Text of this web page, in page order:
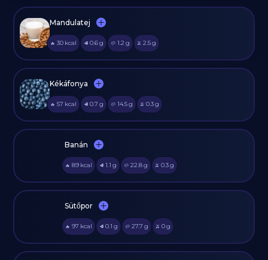
Mandulatej
🔥 30 kcal 🥩 0.6g 🥔 1.2 g 🫒 2.5g
Kékáfonya
🔥 57 kcal 🥩 0.7 g 🥔 14.5g 🫒 0.3g
Banán
🔥 89 kcal 🥩 1.1 g 🥔 22.8g 🫒 0.3g
Sütőpor
🔥 97 kcal 🥩 0.1 g 🥔 27.7 g 🫒 0g